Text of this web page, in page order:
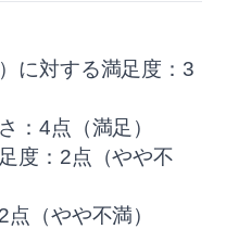
に対する満足度：3
：4点（満足）
度：2点（やや不
（やや不満）